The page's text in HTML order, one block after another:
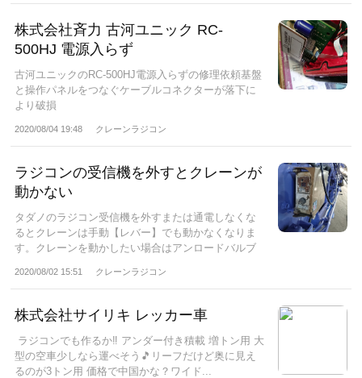
株式会社斉力 古河ユニック RC-
500HJ 電源入らず
古河ユニックのRC-500HJ電源入らずの修理依頼基盤
と操作パネルをつなぐケーブルコネクターが落下に
より破損
2020/08/04 19:48 クレーンラジコン
ラジコンの受信機を外すとクレーンが
動かない
タダノのラジコン受信機を外すまたは通電しなくな
るとクレーンは手動【レバー】でも動かなくなりま
す。クレーンを動かしたい場合はアンロードバルブ
2020/08/02 15:51 クレーンラジコン
株式会社サイリキ レッカー車
ラジコンでも作るか‼️ アンダー付き積載 増トン用 大
型の空車少しなら運べそう🎵リーフだけど奥に見え
るのが3トン用 価格で中国かな？ワイド...